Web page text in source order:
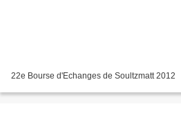
22e Bourse d'Echanges de Soultzmatt 2012